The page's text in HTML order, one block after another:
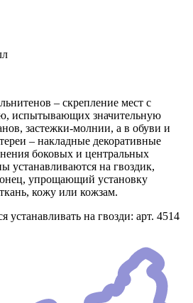
– скрепление мест с
испытывающих значительную
застежки-молнии, а в обуви и
– накладные декоративные
боковых и центральных
устанавливаются на гвоздик,
упрощающий установку
кожу или кожзам.
устанавливать на гвозди: арт. 4514